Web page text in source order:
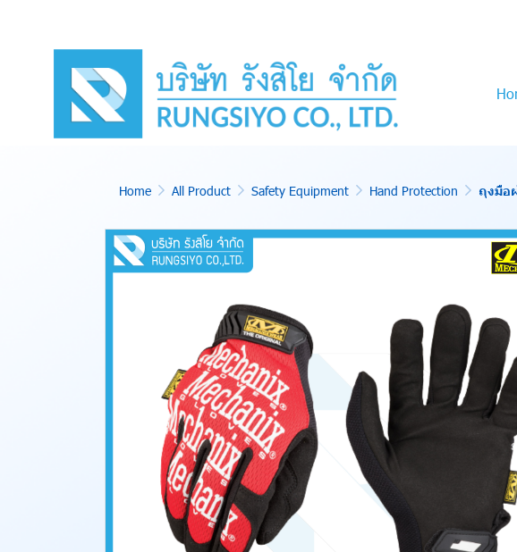
Home All Product Safety Equipment Hand Protection ถุงมือ